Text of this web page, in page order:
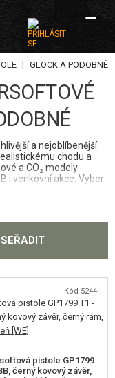
| GLOCK A PODOBNÉ
a nejoblíbenější
chodu a
a CO₂ modely
i venkovní akce. Vyber
SEŘADIT
Kód 5244
pistole GP1799
černý kovový závěr,